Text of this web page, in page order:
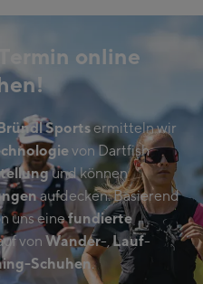
online
Sportsermitteln wir
von Dartfish
und können
aufdecken. Basierend
uns einefundierte
von Wander-,Lauf-
Schuhen.